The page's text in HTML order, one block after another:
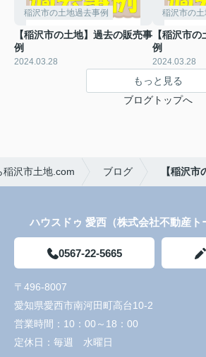
稲沢市の土地過去事例
【稲沢市の土地】過去の販売事
例
2024.03.28
稲沢市の
【稲沢市
例
2024.03.28
もっと見る
ブログトップへ
沢市土地.com ブログ 【稲沢
ハウスドゥ 愛西（株式会社不動産ト
0567-22-5665
〒496-8007
愛知県愛西市南河田町高台10-2
営業時間： 10：00～18：00
定休日： 毎週 水曜日